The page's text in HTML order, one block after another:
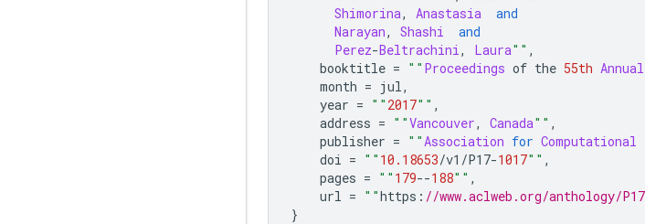
Shimorina, Anastasia
and
Narayan, Shashi
and
Perez-Beltrachini, Laura"" ,
booktitle = "" Proceedings of the 55th Annual
month = jul,
year = "" 2017"" ,
address = ""Vancouver, Canada"" ,
publisher = ""Association for Computational
doi = "" 10.18653/v1 /P17-1017"" ,
pages = "" 179--188"" ,
url = ""https : //www.aclweb.org/anthology/
}